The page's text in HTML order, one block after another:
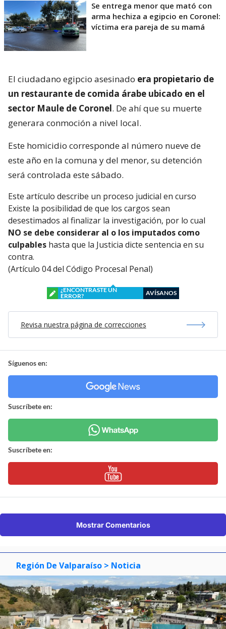
Se entrega menor que mató con
arma hechiza a egipcio en Coronel:
víctima era pareja de su mamá
El ciudadano egipcio asesinado era propietario de
un restaurante de comida árabe ubicado en el
sector Maule de Coronel. De ahí que su muerte
generara conmoción a nivel local.
Este homicidio corresponde al número nueve de
este año en la comuna y del menor, su detención
será controlada este sábado.
Este artículo describe un proceso judicial en curso
Existe la posibilidad de que los cargos sean
desestimados al finalizar la investigación, por lo cual
NO se debe considerar al o los imputados como
culpables hasta que la Justicia dicte sentencia en su
contra.
(Artículo 04 del Código Procesal Penal)
¿ENCONTRASTE UN
ERROR?
AVÍSANOS
Revisa nuestra página de correcciones
Síguenos en:
Suscríbete en:
Suscríbete en:
Mostrar Comentarios
Región De Valparaíso > Noticia